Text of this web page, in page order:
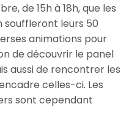
de 15h à 18h, que les
souffleront leurs 50
animations pour
de découvrir le panel
aussi de rencontrer les
celles-ci. Les
sont cependant